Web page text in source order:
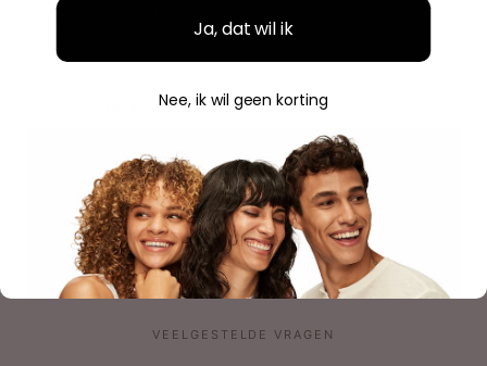
verpakking. Volgende keer weer.
Savannah
VEELGESTELDE VRAGEN
Ja, dat wil ik
Nee, ik wil geen korting